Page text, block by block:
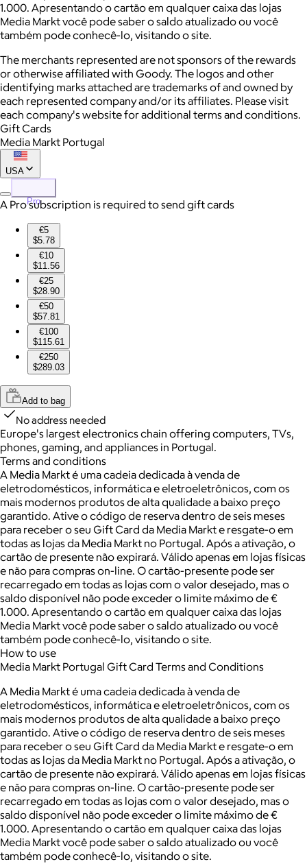
1.000. Apresentando o cartão em qualquer caixa das lojas
Media Markt você pode saber o saldo atualizado ou você
também pode conhecê-lo, visitando o site.
The merchants represented are not sponsors of the rewards
or otherwise affiliated with Goody. The logos and other
identifying marks attached are trademarks of and owned by
each represented company and/or its affiliates. Please visit
each company's website for additional terms and conditions.
Gift Cards
Media Markt Portugal
USA
Pro
A Pro subscription is required to send gift cards
€5
$5.78
€10
$11.56
€25
$28.90
€50
$57.81
€100
$115.61
€250
$289.03
Add to bag
No address needed
Europe's largest electronics chain offering computers, TVs,
phones, gaming, and appliances in Portugal.
Terms and conditions
A Media Markt é uma cadeia dedicada à venda de
eletrodomésticos, informática e eletroeletrônicos, com os
mais modernos produtos de alta qualidade a baixo preço
garantido. Ative o código de reserva dentro de seis meses
para receber o seu Gift Card da Media Markt e resgate-o em
todas as lojas da Media Markt no Portugal. Após a ativação, o
cartão de presente não expirará. Válido apenas em lojas físicas
e não para compras on-line. O cartão-presente pode ser
recarregado em todas as lojas com o valor desejado, mas o
saldo disponível não pode exceder o limite máximo de €
1.000. Apresentando o cartão em qualquer caixa das lojas
Media Markt você pode saber o saldo atualizado ou você
também pode conhecê-lo, visitando o site.
How to use
Media Markt Portugal Gift Card Terms and Conditions
A Media Markt é uma cadeia dedicada à venda de
eletrodomésticos, informática e eletroeletrônicos, com os
mais modernos produtos de alta qualidade a baixo preço
garantido. Ative o código de reserva dentro de seis meses
para receber o seu Gift Card da Media Markt e resgate-o em
todas as lojas da Media Markt no Portugal. Após a ativação, o
cartão de presente não expirará. Válido apenas em lojas físicas
e não para compras on-line. O cartão-presente pode ser
recarregado em todas as lojas com o valor desejado, mas o
saldo disponível não pode exceder o limite máximo de €
1.000. Apresentando o cartão em qualquer caixa das lojas
Media Markt você pode saber o saldo atualizado ou você
também pode conhecê-lo, visitando o site.